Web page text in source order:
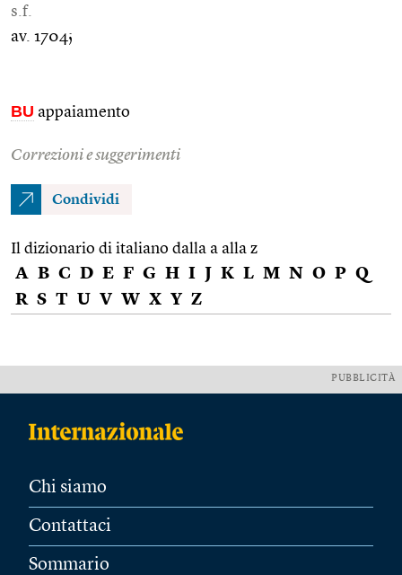
s.f.
av. 1704;
BU appaiamento
Correzioni e suggerimenti
Condividi
Il dizionario di italiano dalla a alla z
A B C D E F G H I J K L M N O P Q
R S T U V W X Y Z
PUBBLICITÀ
Chi siamo
Contattaci
Sommario